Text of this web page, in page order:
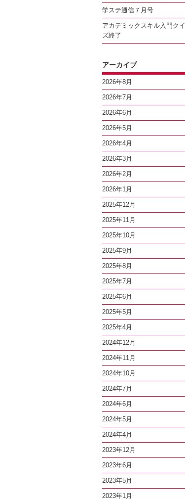
学ステ通信７月号
アカデミックスキル入門クイ
ズ終了
アーカイブ
2026年8月
2026年7月
2026年6月
2026年5月
2026年4月
2026年3月
2026年2月
2026年1月
2025年12月
2025年11月
2025年10月
2025年9月
2025年8月
2025年7月
2025年6月
2025年5月
2025年4月
2024年12月
2024年11月
2024年10月
2024年7月
2024年6月
2024年5月
2024年4月
2023年12月
2023年6月
2023年5月
2023年1月